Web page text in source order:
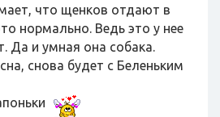
что щенков отдают в
нормально. Ведь это у нее
Да и умная она собака.
снова будет с Беленьким